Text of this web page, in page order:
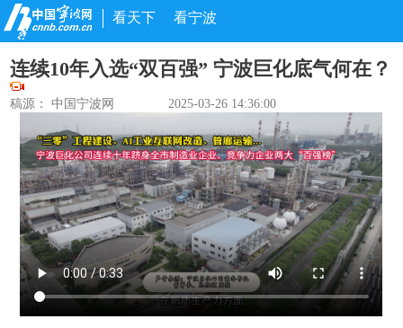
看天下 看宁波
连续10年入选“双百强” 宁波巨化底气何在？
稿源： 中国宁波网 2025-03-26 14:36:00